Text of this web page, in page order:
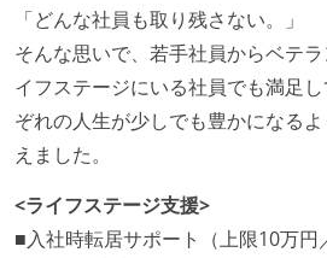
「どんな社員も取り残さない。」
そんな思いで、若手社員からベテ
イフステージにいる社員でも満足
ぞれの人生が少しでも豊かになる
えました。
<ライフステージ支援>
■入社時転居サポート（上限10万円